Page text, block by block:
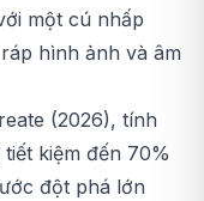
một cú nhấp
hình ảnh và âm
(2026), tính
kiệm đến 70%
đột phá lớn